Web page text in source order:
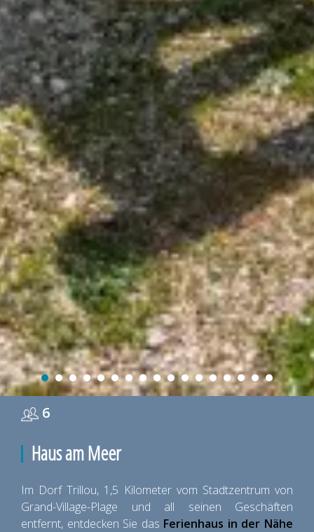
Haus am Meer
6
Im Dorf Trillou, 1,5 Kilometer vom Stadtzentrum von
Grand-Village-Plage und all seinen Geschäften
entfernt, entdecken Sie das Ferienhaus in der Nähe